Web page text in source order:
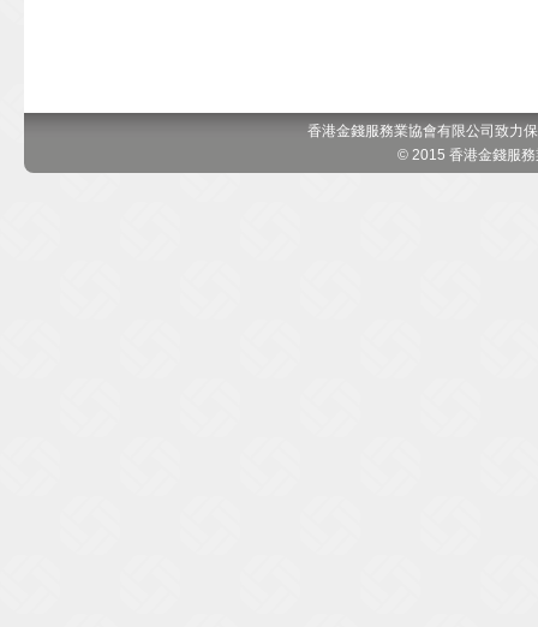
香港金錢服務業協會有限公司致力
© 2015 香港金錢服